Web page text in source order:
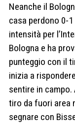
Neanche il
casa perdono 0-1
intensità per
Bologna e ha
punteggio con il
inizia a
sentire in campo.
tiro da fuori area
segnare con